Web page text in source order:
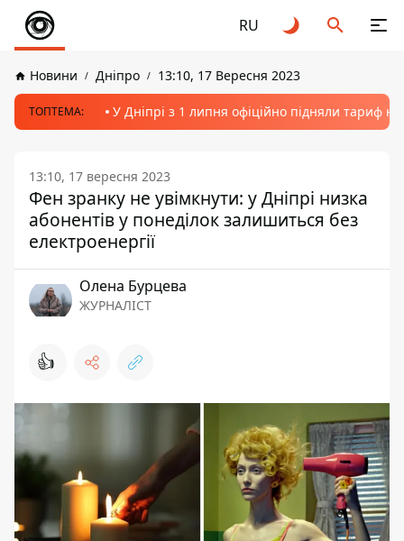
RU
Новини Дніпро 13:10, 17 Вересня 2023
ТОПТЕМА: У Дніпрі з 1 липня офіційно підняли тариф
13:10, 17 вересня 2023
Фен зранку не увімкнути: у Дніпрі низка
абонентів у понеділок залишиться без
електроенергії
Олена Бурцева
ЖУРНАЛІСТ
👍